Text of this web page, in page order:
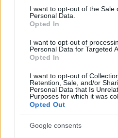
consent section.
I want to opt-out of the Sale
Personal Data.
Opted In
I want to opt-out of
Personal Data for Targeted
Opted In
I want to opt-out of
Retention, Sale, and/or
Personal Data that Is
Purposes for which it was
Opted Out
Google consents
κρύβω πως η προεκλογική
τους πιο γνήσιους
και ανθρώπους που έχουν
αμετάκλητα από τη
Επίσης, στο κοινοβούλιο
ψηφίζονται όλες οι
ανάγκη ο κόσμος και η